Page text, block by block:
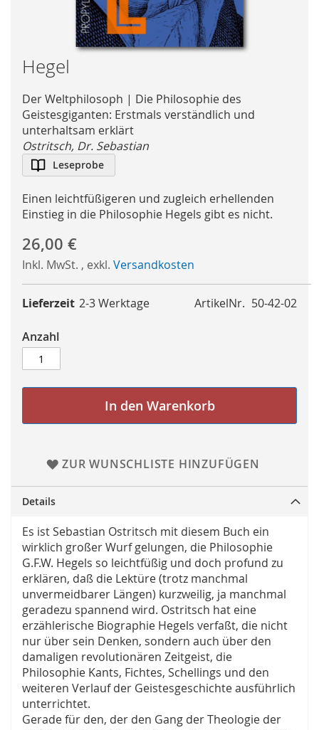
Skip
to
the
beginning
of
the
images
gallery
Hegel
Der Weltphilosoph | Die Philosophie des
Geistesgiganten: Erstmals verständlich und
unterhaltsam erklärt
Ostritsch, Dr. Sebastian
Leseprobe
Einen leichtfüßigeren und zugleich erhellenden
Einstieg in die Philosophie Hegels gibt es nicht.
26,00 €
Inkl. MwSt. , exkl. Versandkosten
ArtikelNr. 50-42-02
Lieferzeit 2-3 Werktage
Anzahl
In den Warenkorb
ZUR WUNSCHLISTE HINZUFÜGEN
Details
Es ist Sebastian Ostritsch mit diesem Buch ein
wirklich großer Wurf gelungen, die Philosophie
G.F.W. Hegels so leichtfüßig und doch profund zu
erklären, daß die Lektüre (trotz manchmal
unvermeidbarer Längen) kurzweilig, ja manchmal
geradezu spannend wird. Ostritsch hat eine
erzählerische Biographie Hegels verfaßt, die nicht
nur über sein Denken, sondern auch über den
damaligen revolutionären Zeitgeist, die
Philosophie Kants, Fichtes, Schellings und den
weiteren Verlauf der Geistesgeschichte ausführlich
unterrichtet.
Gerade für den, der den Gang der Theologie der